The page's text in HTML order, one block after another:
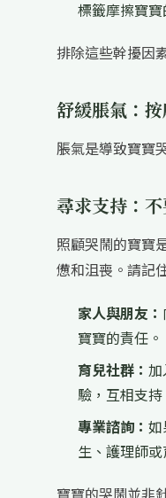
標籤摩擦寶寶
排除這些幹擾因
舒緩脹氣：
脹氣是導致寶寶
尋求支持：
照顧哭鬧的寶寶
憊和沮喪。請記
家人與朋友：
寶寶的責任。
育兒社群：
驗，互相支持
專業諮詢：
生、護理師
寶寶的哭鬧並非